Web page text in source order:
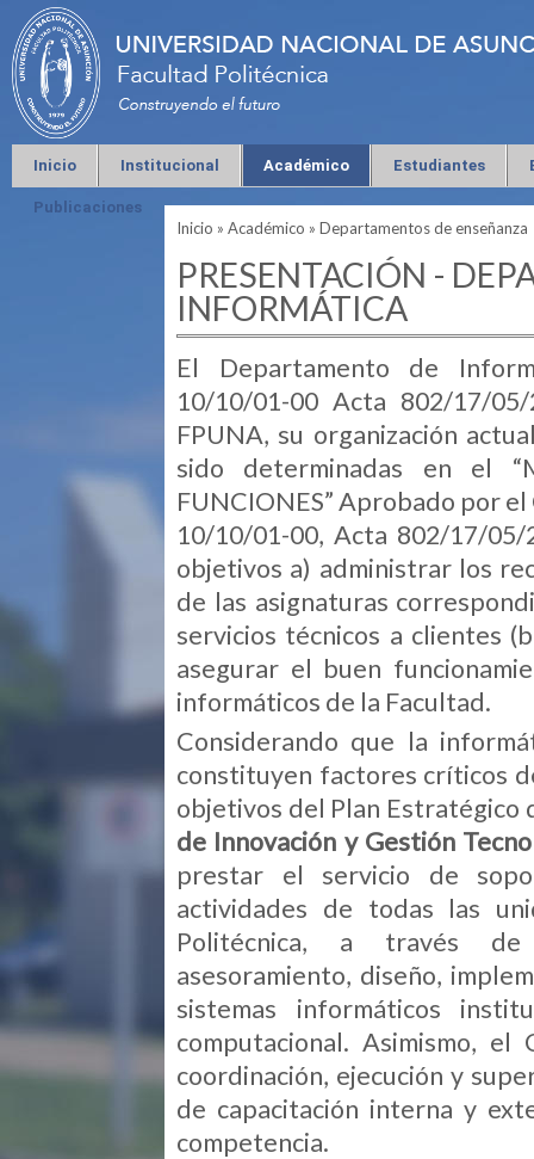
Inicio Institucional Académico Estudiantes
Publicaciones
Se encuentra usted aquí
Inicio » Académico » Departamentos de enseñanza
PRESENTACIÓN -
INFORMÁTICA
El Departamento de
10/10/01-00 Acta 802/17/
FPUNA, su organización
sido determinadas en el
FUNCIONES” Aprobado por
10/10/01-00, Acta 802/17/
objetivos a) administrar los
de las asignaturas
servicios técnicos a clientes
asegurar el buen
informáticos de la Facultad.
Considerando que la
constituyen factores críticos
objetivos del Plan Estratégico
de Innovación y Gestión
prestar el servicio de
actividades de todas las
Politécnica, a través de
asesoramiento, diseño,
sistemas informáticos
computacional. Asimismo,
coordinación, ejecución y
de capacitación interna y
competencia.